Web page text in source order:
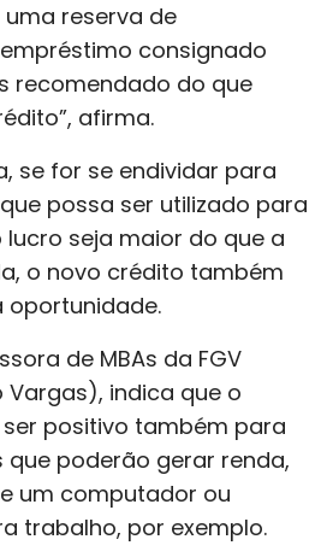
reserva de
consignado
recomendado do que
afirma.
se for se endividar para
possa ser utilizado para
seja maior do que a
o novo crédito também
oportunidade.
de MBAs da FGV
Vargas), indica que o
positivo também para
que poderão gerar renda,
um computador ou
trabalho, por exemplo.